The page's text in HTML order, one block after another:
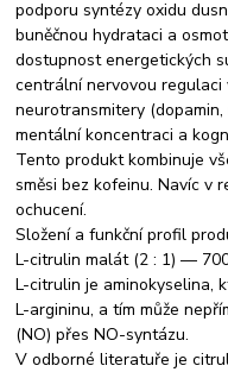
podporu syntézy oxidu
buněčnou hydrataci a
dostupnost energetických
centrální nervovou
neurotransmitery
mentální koncentraci a
Tento produkt kombinuje
směsi bez kofeinu. Navíc v
ochucení.
Složení a funkční profil
L-citrulin malát (2 : 1) —
L-citrulin je aminokyselina,
L-argininu, a tím může
(NO) přes NO-syntázu.
V odborné literatuře je